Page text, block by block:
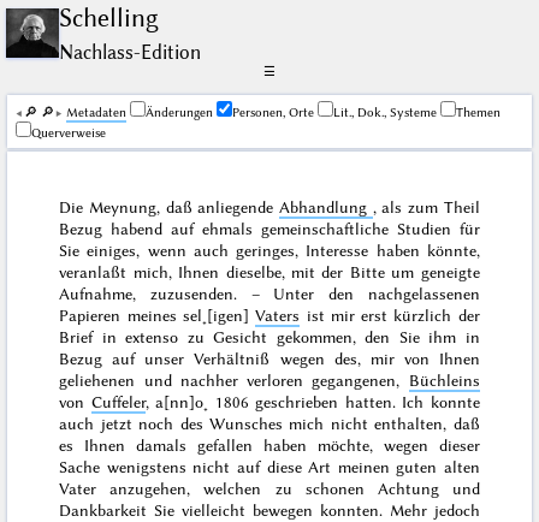
Schelling
Nachlass-Edition
☰
🔎︎ 🔎︎ Me­ta­da­ten Änderungen Personen, Orte Lit., Dok., Systeme
Themen
Querverweise
Die Meynung, daß anliegende Abhandlung , als zum Theil
Bezug habend auf ehmals gemeinschaftliche Studien für
Sie einiges, wenn auch geringes, Interesse haben könnte,
veranlaßt mich, Ihnen dieselbe, mit der Bitte um geneigte
Aufnahme, zuzusenden. – Unter den nachgelassenen
Papieren meines sel˖[igen]Vaters ist mir erst kürzlich der
Brief in extenso zu Gesicht gekommen, den Sie ihm in
Bezug auf unser Verhältniß wegen des, mir von Ihnen
geliehenen und nachher verloren gegangenen, Büchleins
von Cuffeler,a[nn]o˖ 1806geschrieben hatten. Ich konnte
auch jetzt noch des Wunsches mich nicht enthalten, daß
es Ihnen damals gefallen haben möchte, wegen dieser
Sache wenigstens nicht auf diese Art meinen guten alten
Vater anzugehen, welchen zu schonen Achtung und
Dankbarkeit Sie vielleicht bewegen konnten. Mehr jedoch